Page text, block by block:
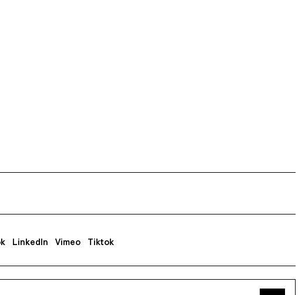
LinkedIn Vimeo Tiktok